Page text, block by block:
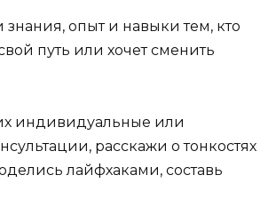
опыт и навыки тем, кто
путь или хочет сменить
индивидуальные или
расскажи о тонкостях
лайфхаками, составь